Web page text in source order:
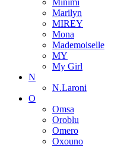
Minimi
Marilyn
MIREY
Mona
Mademoiselle
MY
My Girl
N
N.Laroni
O
Omsa
Oroblu
Omero
Oxouno